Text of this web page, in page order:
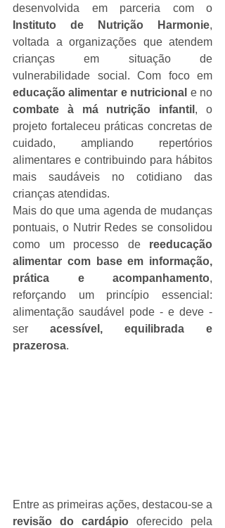
Instituto de Nutrição Harmonie,
voltada a organizações que atendem
crianças em situação de
educação alimentar e nutricional
combate à má nutrição infantil , o
projeto fortaleceu práticas concretas de
cuidado, ampliando repertórios
alimentares e contribuindo para hábitos
mais saudáveis no cotidiano das
crianças atendidas.
Mais do que uma agenda de mudanças
pontuais, o Nutrir Redes se consolidou
como um processo de reeducação
alimentar com base em informação,
prática e acompanhamento,
reforçando um princípio essencial:
alimentação saudável pode - e deve -
ser acessível, equilibrada e
prazerosa.
revisão do cardápio oferecido pela